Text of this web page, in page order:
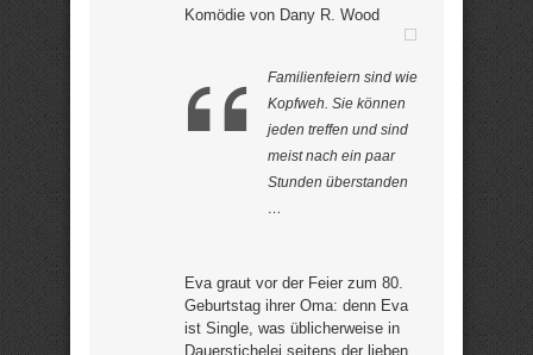
Komödie von Dany R. Wood
Familienfeiern sind wie
Kopfweh. Sie können
jeden treffen und sind
meist nach ein paar
Stunden überstanden
…
Eva graut vor der Feier zum 80.
Geburtstag ihrer Oma: denn Eva
ist Single, was üblicherweise in
Dauerstichelei seitens der lieben